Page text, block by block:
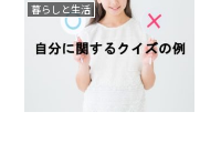
暮らしと生活